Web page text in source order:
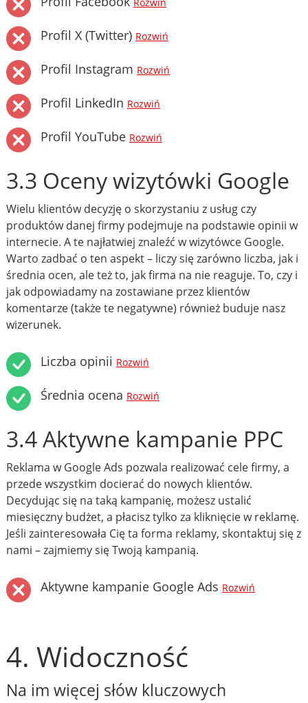
Rozwiń
Profil X (Twitter) Rozwiń
Profil Instagram Rozwiń
Profil LinkedIn Rozwiń
Profil YouTube Rozwiń
3.3 Oceny wizytówki Google
Wielu klientów decyzję o skorzystaniu z usług czy
produktów danej firmy podejmuje na podstawie opinii w
internecie. A te najłatwiej znaleźć w wizytówce Google.
Warto zadbać o ten aspekt – liczy się zarówno liczba, jak i
średnia ocen, ale też to, jak firma na nie reaguje. To, czy i
jak odpowiadamy na zostawiane przez klientów
komentarze (także te negatywne) również buduje nasz
wizerunek.
Liczba opinii Rozwiń
Średnia ocena Rozwiń
3.4 Aktywne kampanie PPC
Reklama w Google Ads pozwala realizować cele firmy, a
przede wszystkim docierać do nowych klientów.
Decydując się na taką kampanię, możesz ustalić
miesięczny budżet, a płacisz tylko za kliknięcie w reklamę.
Jeśli zainteresowała Cię ta forma reklamy, skontaktuj się z
nami – zajmiemy się Twoją kampanią.
Aktywne kampanie Google Ads Rozwiń
4. Widoczność
Na im więcej słów kluczowych